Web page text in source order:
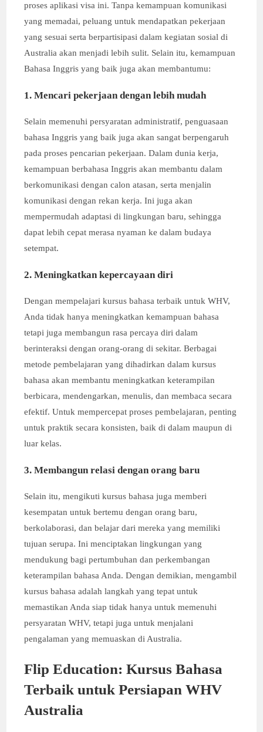
proses aplikasi visa ini. Tanpa kemampuan komunikasi
yang memadai, peluang untuk mendapatkan pekerjaan
yang sesuai serta berpartisipasi dalam kegiatan sosial di
Australia akan menjadi lebih sulit. Selain itu, kemampuan
Bahasa Inggris yang baik juga akan membantumu:
1. Mencari pekerjaan dengan lebih mudah
Selain memenuhi persyaratan administratif, penguasaan
bahasa Inggris yang baik juga akan sangat berpengaruh
pada proses pencarian pekerjaan. Dalam dunia kerja,
kemampuan berbahasa Inggris akan membantu dalam
berkomunikasi dengan calon atasan, serta menjalin
komunikasi dengan rekan kerja. Ini juga akan
mempermudah adaptasi di lingkungan baru, sehingga
dapat lebih cepat merasa nyaman ke dalam budaya
setempat.
2. Meningkatkan kepercayaan diri
Dengan mempelajari kursus bahasa terbaik untuk WHV,
Anda tidak hanya meningkatkan kemampuan bahasa
tetapi juga membangun rasa percaya diri dalam
berinteraksi dengan orang-orang di sekitar. Berbagai
metode pembelajaran yang dihadirkan dalam kursus
bahasa akan membantu meningkatkan keterampilan
berbicara, mendengarkan, menulis, dan membaca secara
efektif. Untuk mempercepat proses pembelajaran, penting
untuk praktik secara konsisten, baik di dalam maupun di
luar kelas.
3. Membangun relasi dengan orang baru
Selain itu, mengikuti kursus bahasa juga memberi
kesempatan untuk bertemu dengan orang baru,
berkolaborasi, dan belajar dari mereka yang memiliki
tujuan serupa. Ini menciptakan lingkungan yang
mendukung bagi pertumbuhan dan perkembangan
keterampilan bahasa Anda. Dengan demikian, mengambil
kursus bahasa adalah langkah yang tepat untuk
memastikan Anda siap tidak hanya untuk memenuhi
persyaratan WHV, tetapi juga untuk menjalani
pengalaman yang memuaskan di Australia.
Flip Education: Kursus Bahasa
Terbaik untuk Persiapan WHV
Australia